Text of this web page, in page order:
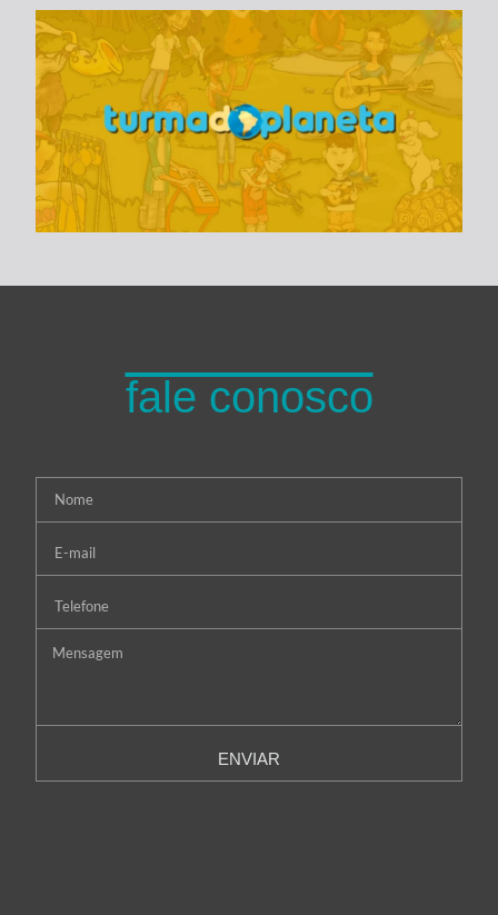
Turma do Planeta
fale conosco
ENVIAR